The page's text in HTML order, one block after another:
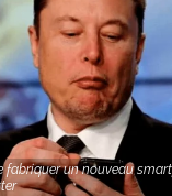
fabriquer un nouveau